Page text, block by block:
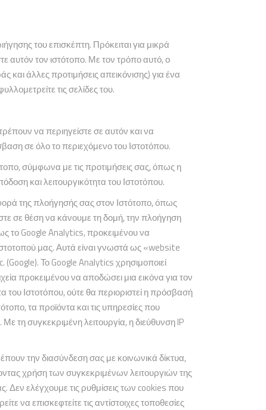
του επισκέπτη. Πρόκειται για μικρά
αυτόν τον ιστότοπο. Με τον τρόπο αυτό, ο
και άλλες προτιμήσεις απεικόνισης) για ένα
τις σελίδες του.
να περιηγείστε σε αυτόν και να
σε όλο το περιεχόμενο του Ιστοτόπου.
σύμφωνα με τις προτιμήσεις σας, όπως η
και λειτουργικότητα του Ιστοτόπου.
της πλοήγησής σας στον Ιστότοπο, όπως
σε θέση να κάνουμε τη δομή, την πλοήγηση
το Google Analytics, προκειμένου να
μας. Αυτά είναι γνωστά ως «website
Το Google Analytics χρησιμοποιεί
προκειμένου να αποδώσει μια εικόνα για τον
του Ιστοτόπου, ούτε θα περιοριστεί η πρόσβασή
τα προϊόντα και τις υπηρεσίες που
τη συγκεκριμένη λειτουργία, η διεύθυνση IP
την διασύνδεση σας με κοινωνικά δίκτυα,
χρήση των συγκεκριμένων λειτουργιών της
Δεν ελέγχουμε τις ρυθμίσεις των cookies που
να επισκεφτείτε τις αντίστοιχες τοποθεσίες